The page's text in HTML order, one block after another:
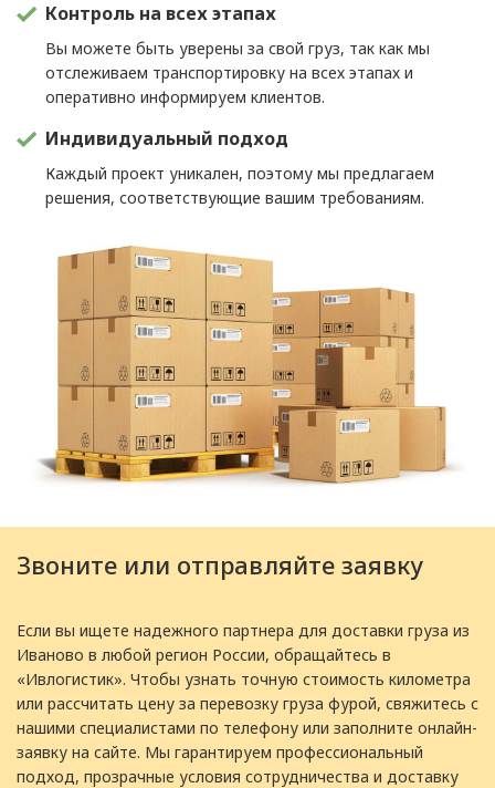
Контроль на всех этапах
Вы можете быть уверены за свой груз, так как мы
отслеживаем транспортировку на всех этапах и
оперативно информируем клиентов.
Индивидуальный подход
Каждый проект уникален, поэтому мы предлагаем
решения, соответствующие вашим требованиям.
Звоните или отправляйте заявку
Если вы ищете надежного партнера для доставки груза из
Иваново в любой регион России, обращайтесь в
«Ивлогистик». Чтобы узнать точную стоимость километра
или рассчитать цену за перевозку груза фурой, свяжитесь с
нашими специалистами по телефону или заполните онлайн-
заявку на сайте. Мы гарантируем профессиональный
подход, прозрачные условия сотрудничества и доставку